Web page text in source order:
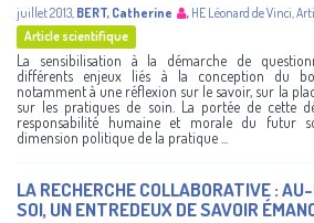
juillet 2013, BERT, Catherine , HE Léonard de Vinci,
Article scientifique
La sensibilisation à la démarche de
différents enjeux liés à la conception du
notamment à une réflexion sur le savoir, sur la
sur les pratiques de soin. La portée de cette
responsabilité humaine et morale du futur
dimension politique de la pratique ...
LA RECHERCHE COLLABORATIVE :
SOI, UN ENTREDEUX DE SAVOIR